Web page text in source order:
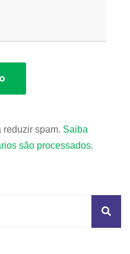
reduzir spam. Saiba
são processados.